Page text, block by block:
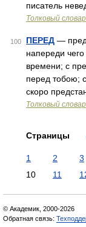
писатель
Толковый
100 ПЕРЕД —
напереди
времени; с
перед тобою;
скоро
Толковый
Страницы
1 2 3
10
11
© Академик, 2000-2026
Обратная связь: